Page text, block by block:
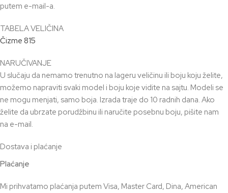
putem e-mail-a.
TABELA VELIČINA
Čizme 815
NARUČIVANJE
U slučaju da nemamo trenutno na lageru veličinu ili boju koju želite,
možemo napraviti svaki model i boju koje vidite na sajtu. Modeli se
ne mogu menjati, samo boja. Izrada traje do 10 radnih dana. Ako
želite da ubrzate porudžbinu ili naručite posebnu boju, pišite nam
na e-mail.
Dostava i plaćanje
Plaćanje
Mi prihvatamo plaćanja putem Visa, Master Card, Dina, American